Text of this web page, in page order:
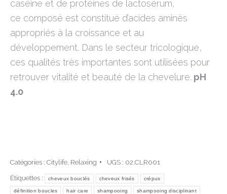
caséine et de protéines de lactosérum,
ce composé est constitué d’acides aminés
appropriés à la croissance et au
développement. Dans le secteur tricologique,
ces qualités très importantes sont utilisées pour
retrouver vitalité et beauté de la chevelure. pH
4.0
Catégories : Citylife Relaxing UGS : 02.CLR001
Étiquettes : cheveux bouclés cheveux frisés crépus
définition boucles hair care shampooing shampooing disciplinant